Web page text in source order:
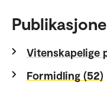
Vitenskapelige
Formidling (52)